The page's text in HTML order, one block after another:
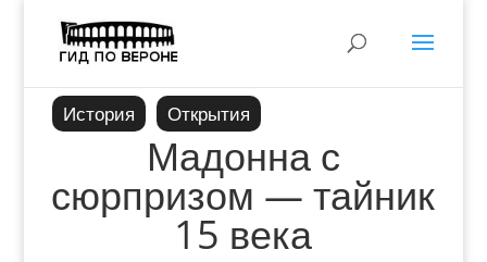
История Открытия
Мадонна с
сюрпризом — тайник
15 века